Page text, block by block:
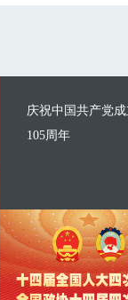
庆祝中国共产党成
105周年